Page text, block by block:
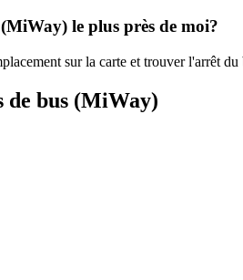
le plus près de moi?
sur la carte et trouver l'arrêt du
de bus (MiWay)